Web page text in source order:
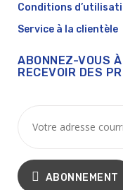
Conditions
Service à la clientèle
ABONNEZ-VOUS
RECEVOIR DES
ABONNEMENT